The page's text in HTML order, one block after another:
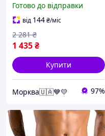
екошкіра, відкриті сідниці
Жіночі та чоловічі секс-
товари
Готово до відправки
від 144₴/міс
1 435₴
2 281 ₴
Купити
Морква🇺🇦💙💛 97%